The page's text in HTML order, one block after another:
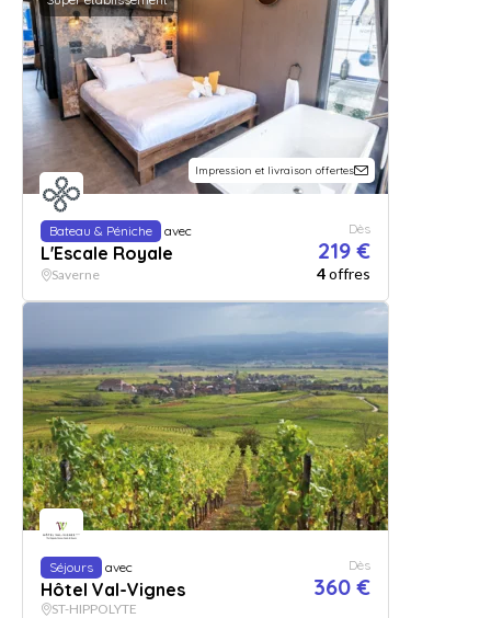
Impression et livraison offertes
Bateau & Péniche avec
L'Escale Royale
Dès
219 €
Saverne 4offres
Séjours avec
Hôtel Val-Vignes
Dès
360 €
ST-HIPPOLYTE